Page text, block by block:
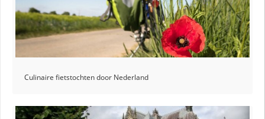
Culinaire fietstochten door Nederland